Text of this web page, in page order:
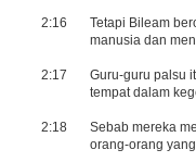
2:16
Tetapi Bileam
manusia dan
2:17
Guru-guru palsu
tempat dalam
2:18
Sebab mereka
orang-orang